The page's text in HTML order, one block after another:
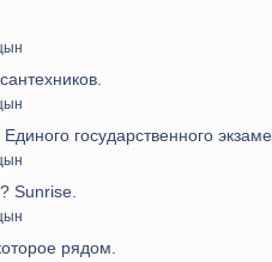
государственного
Sunrise.
рядом.